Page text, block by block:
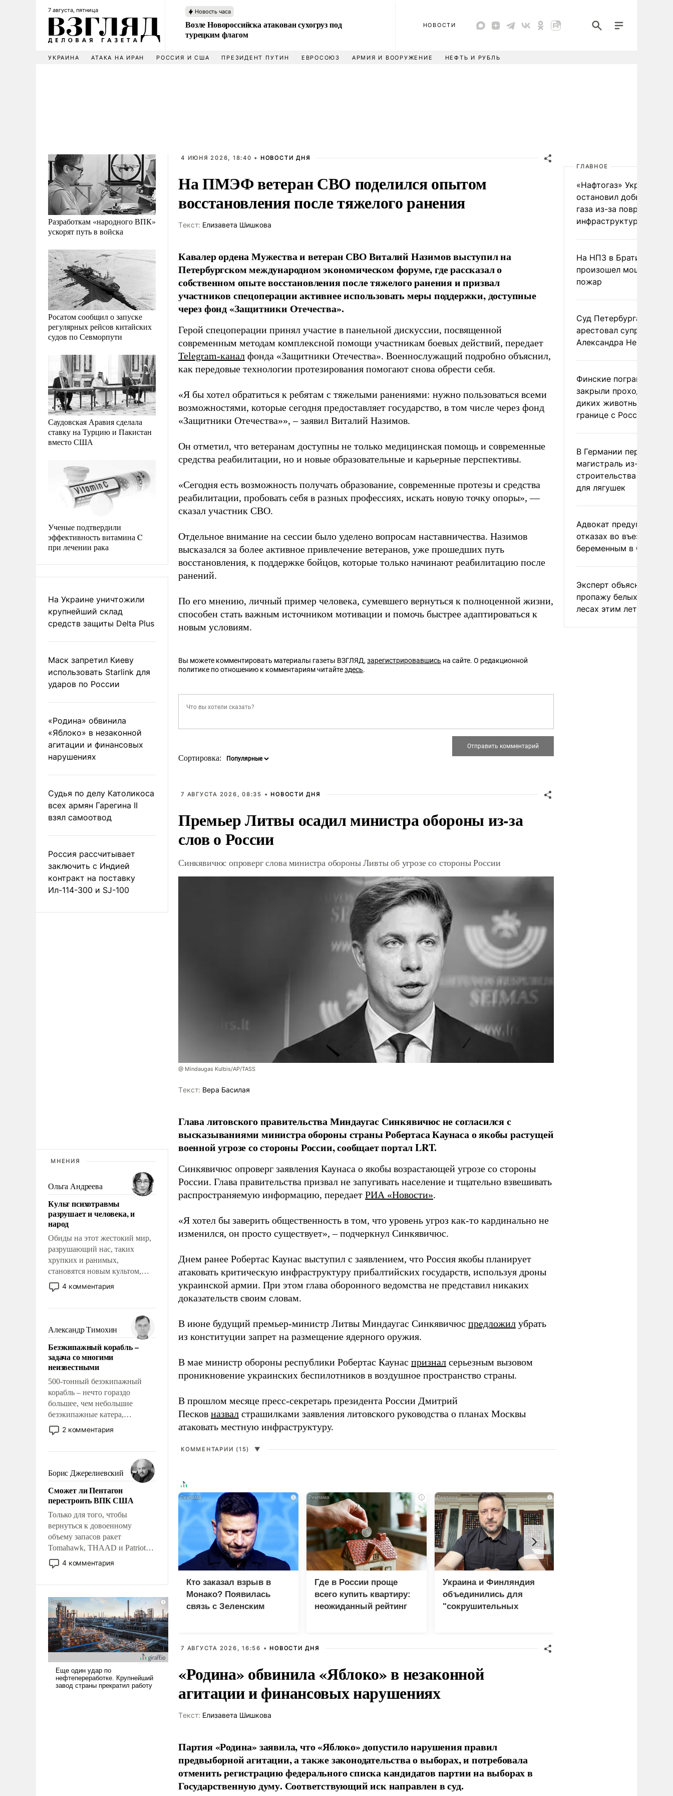
7 августа, пятница Новость часа
Возле Новороссийска атакован сухогруз под
турецким флагом
НОВОСТИ
УКРАИНА АТАКА НА ИРАН РОССИЯ И США ПРЕЗИДЕНТ ПУТИН ЕВРОСОЮЗ АРМИЯ И ВООРУЖЕНИЕ НЕФТЬ И РУБЛЬ
Разработкам «народного ВПК»
ускорят путь в войска
Росатом сообщил о запуске
регулярных рейсов китайских
судов по Севморпути
Саудовская Аравия сделала
ставку на Турцию и Пакистан
вместо США
Ученые подтвердили
эффективность витамина C
при лечении рака
На Украине уничтожили
крупнейший склад
средств защиты Delta Plus
Маск запретил Киеву
использовать Starlink для
ударов по России
«Родина» обвинила
«Яблоко» в незаконной
агитации и финансовых
нарушениях
Судья по делу Католикоса
всех армян Гарегина II
взял самоотвод
Россия рассчитывает
заключить с Индией
контракт на поставку
Ил-114-300 и SJ-100
МНЕНИЯ
Ольга Андреева
Культ психотравмы
разрушает и человека, и
народ
Обиды на этот жестокий мир,
разрушающий нас, таких
хрупких и ранимых,
становятся новым культом,
постепенно вытесняя и
отменяя традиционное
мужественным и твердым под
ударами судьбы, брать на себя
ответственность, помогать
слабым, идти вперед и
адаптироваться.
4 комментария
Александр Тимохин
Безэкипажный корабль –
задача со многими
неизвестными
500-тонный безэкипажный
корабль – нечто гораздо
большее, чем небольшие
безэкипажные катера,
применение которых уже
стало обыденностью. Задача по
сложна и амбициозна. Однако
и ее реализация радикально
поднимет наши боевые
возможности.
2 комментария
Борис Джерелиевский
Сможет ли Пентагон
перестроить ВПК США
Только для того, чтобы
вернуться к довоенному
объему запасов ракет
Tomahawk, THAAD и Patriot
США потребуется более трех
лет. Даже небольшая война с
Сложившаяся ситуация
означает многолетний период
уязвимости США, например,
перед Китаем.
4 комментария
4 ИЮНЯ 2026, 18:40 • НОВОСТИ ДНЯ
На ПМЭФ ветеран СВО поделился опытом
восстановления после тяжелого ранения
Tекст: Елизавета Шишкова
Кавалер ордена Мужества и ветеран СВО Виталий Назимов выступил на
Петербургском международном экономическом форуме, где рассказал о
собственном опыте восстановления после тяжелого ранения и призвал
участников спецоперации активнее использовать меры поддержки, доступные
через фонд «Защитники Отечества».
Герой спецоперации принял участие в панельной дискуссии, посвященной
современным методам комплексной помощи участникам боевых действий, передает
Telegram-канал фонда «Защитники Отечества». Военнослужащий подробно объяснил,
как передовые технологии протезирования помогают снова обрести себя.
«Я бы хотел обратиться к ребятам с тяжелыми ранениями: нужно пользоваться всеми
возможностями, которые сегодня предоставляет государство, в том числе через фонд
«Защитники Отечества»», – заявил Виталий Назимов.
Он отметил, что ветеранам доступны не только медицинская помощь и современные
средства реабилитации, но и новые образовательные и карьерные перспективы.
«Сегодня есть возможность получать образование, современные протезы и средства
реабилитации, пробовать себя в разных профессиях, искать новую точку опоры», —
сказал участник СВО.
Отдельное внимание на сессии было уделено вопросам наставничества. Назимов
высказался за более активное привлечение ветеранов, уже прошедших путь
восстановления, к поддержке бойцов, которые только начинают реабилитацию после
ранений.
По его мнению, личный пример человека, сумевшего вернуться к полноценной жизни,
способен стать важным источником мотивации и помочь быстрее адаптироваться к
новым условиям.
Вы можете комментировать материалы газеты ВЗГЛЯД, зарегистрировавшись на сайте. О редакционной
политике по отношению к комментариям читайтездесь.
Сортировка:
7 АВГУСТА 2026, 08:35 • НОВОСТИ ДНЯ
Премьер Литвы осадил министра обороны из-за
слов о России
Синкявичюс опроверг слова министра обороны Ливты об угрозе со стороны России
@ Mindaugas Kulbis/AP/TASS
Tекст: Вера Басилая
Глава литовского правительства Миндаугас Синкявичюс не согласился с
высказываниями министра обороны страны Робертаса Каунаса о якобы растущей
военной угрозе со стороны России, сообщает портал LRT.
Синкявичюс опроверг заявления Каунаса о якобы возрастающей угрозе со стороны
России. Глава правительства призвал не запугивать население и тщательно взвешивать
распространяемую информацию, передает РИА «Новости».
«Я хотел бы заверить общественность в том, что уровень угроз как-то кардинально не
изменился, он просто существует», – подчеркнул Синкявичюс.
Днем ранее Робертас Каунас выступил с заявлением, что Россия якобы планирует
атаковать критическую инфраструктуру прибалтийских государств, используя дроны
украинской армии. При этом глава оборонного ведомства не представил никаких
доказательств своим словам.
В июне будущий премьер-министр Литвы Миндаугас Синкявичюс предложил убрать
из конституции запрет на размещение ядерного оружия.
В мае министр обороны республики Робертас Каунас признал серьезным вызовом
проникновение украинских беспилотников в воздушное пространство страны.
В прошлом месяце пресс-секретарь президента России Дмитрий
Песков назвал страшилками заявления литовского руководства о планах Москвы
атаковать местную инфраструктуру.
КОММЕНТАРИИ (15) ▼
i
Кто заказал взрыв в
Монако? Появилась
связь с Зеленским
i
Где в России проще
всего купить квартиру:
неожиданный рейтинг
i
Украина и Финляндия
объединились для
"сокрушительных
7 АВГУСТА 2026, 16:56 • НОВОСТИ ДНЯ
«Родина» обвинила «Яблоко» в незаконной
агитации и финансовых нарушениях
Tекст: Елизавета Шишкова
Партия «Родина» заявила, что «Яблоко» допустило нарушения правил
предвыборной агитации, а также законодательства о выборах, и потребовала
отменить регистрацию федерального списка кандидатов партии на выборах в
Государственную думу. Соответствующий иск направлен в суд.
ГЛАВНОЕ
«Нафтогаз» Украины
остановил добычу
газа из-за повреждения
инфраструктуры
На НПЗ в Братиславе
произошел мощный
пожар
Суд Петербурга заочно
арестовал супругу
Александра Невзорова
Финские пограничники
закрыли проходы для
диких животных на
границе с Россией
В Германии перекрыли
магистраль из-за
строительства
для лягушек
Адвокат предупредил
отказах во въезде
беременным в США
Эксперт объяснил
пропажу белых грибов
лесах этим летом